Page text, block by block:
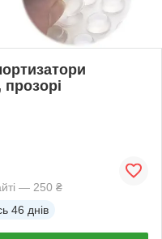
— 250 ₴
46 днів